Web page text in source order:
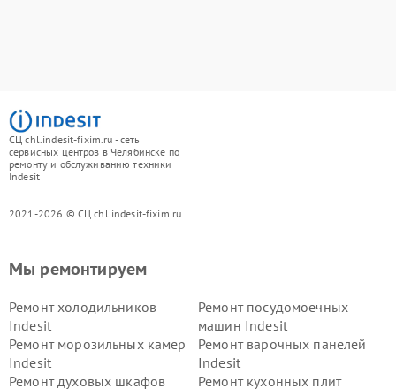
СЦ chl.indesit-fixim.ru - сеть
сервисных центров в Челябинске по
ремонту и обслуживанию техники
Indesit
2021-2026 © СЦ chl.indesit-fixim.ru
Мы ремонтируем
Ремонт холодильников
Indesit
Ремонт посудомоечных
машин Indesit
Ремонт морозильных камер
Indesit
Ремонт варочных панелей
Indesit
Ремонт духовых шкафов
Ремонт кухонных плит